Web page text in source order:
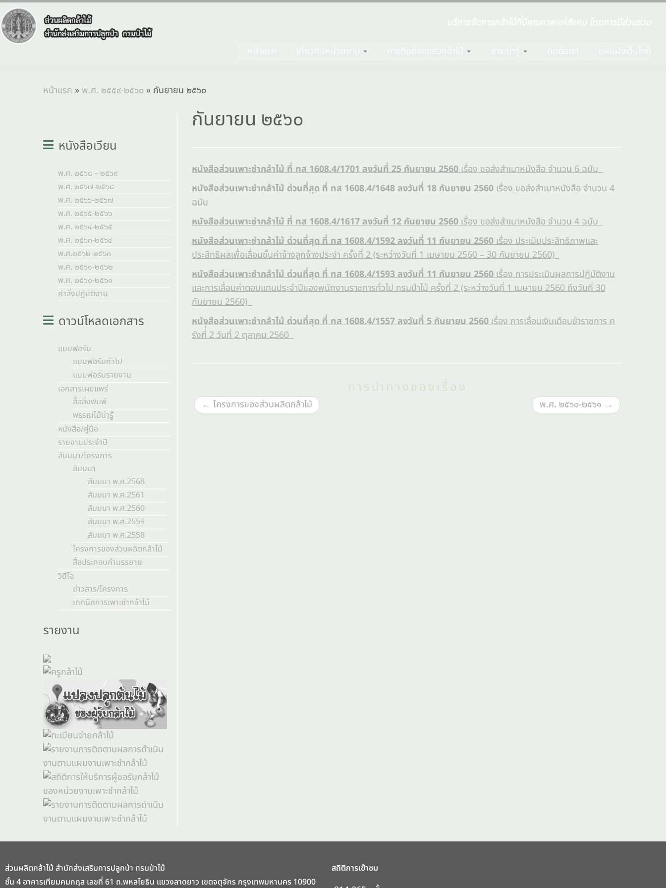
การติดต่อขอรับกล้าไม้ ติดต่อเรา แผนผังเว็บไซต์
หน้าแรก » พ.ศ. ๒๕๕๙-๒๕๖๐ » กันยายน ๒๕๖๐
หนังสือเวียน
พ.ศ. ๒๕๖๘ – ๒๕๖๙
พ.ศ. ๒๕๖๗-๒๕๖๘
พ.ศ. ๒๕๖๖-๒๕๖๗
พ.ศ. ๒๕๖๕-๒๕๖๖
พ.ศ. ๒๕๖๔-๒๕๖๕
พ.ศ. ๒๕๖๓-๒๕๖๔
พ.ศ.๒๕๖๒-๒๕๖๓
พ.ศ. ๒๕๖๑-๒๕๖๒
พ.ศ. ๒๕๖๐-๒๕๖๑
คำสั่งปฏิบัติงาน
ดาวน์โหลดเอกสาร
แบบฟอร์ม
แบบฟอร์มทั่วไป
แบบฟอร์มรายงาน
เอกสารเผยแพร่
สื่อสิ่งพิมพ์
พรรณไม้น่ารู้
หนังสือ/คู่มือ
รายงานประจำปี
สัมมนา/โครงการ
สัมมนา
สัมมนา พ.ศ.2568
สัมมนา พ.ศ.2561
สัมมนา พ.ศ.2560
สัมมนา พ.ศ.2559
สัมมนา พ.ศ.2558
โครงการของส่วนผลิตกล้าไม้
สื่อประกอบคำบรรยาย
วิดีโอ
ข่าวสาร/โครงการ
เทคนิคการเพาะชำกล้าไม้
รายงาน
กันยายน ๒๕๖๐
หนังสือส่วนเพาะชำกล้าไม้ ที่ ทส 1608.4/1701 ลงวันที่ 25 กันยายน 2560เรื่อง ขอส่งสำเนาหนังสือ จำนวน 6 ฉบับ
หนังสือส่วนเพาะชำกล้าไม้ ด่วนที่สุด ที่ ทส 1608.4/1648 ลงวันที่ 18 กันยายน 2560เรื่อง ขอส่งสำเนาหนังสือ จำนวน 4
ฉบับ
หนังสือส่วนเพาะชำกล้าไม้ ที่ ทส 1608.4/1617 ลงวันที่ 12 กันยายน 2560เรื่อง ขอส่งสำเนาหนังสือ จำนวน 4 ฉบับ
หนังสือส่วนเพาะชำกล้าไม้ ด่วนที่สุด ที่ ทส 1608.4/1592 ลงวันที่ 11 กันยายน 2560เรื่อง ประเมินประสิทธิภาพและ
ประสิทธิผลเพื่อเลื่อนขั้นค่าจ้างลูกจ้างประจำ ครั้งที่ 2 (ระหว่างวันที่ 1 เมษายน 2560 – 30 กันยายน 2560)
หนังสือส่วนเพาะชำกล้าไม้ ด่วนที่สุด ที่ ทส 1608.4/1593 ลงวันที่ 11 กันยายน 2560เรื่อง การประเมินผลการปฏิบัติงาน
และการเลื่อนค่าตอบแทนประจำปีของพนักงานราชการทั่วไป กรมป่าไม้ ครั้งที่ 2 (ระหว่างวันที่ 1 เมษายน 2560 ถึงวันที่ 30
กันยายน 2560)
หนังสือส่วนเพาะชำกล้าไม้ ด่วนที่สุด ที่ ทส 1608.4/1557 ลงวันที่ 5 กันยายน 2560เรื่อง การเลื่อนเงินเดือนข้าราชการ ค
รังที่่ 2 วันที่ 2 ตุลาคม 2560
การนำทางของเรื่อง
← โครงการของส่วนผลิตกล้าไม้ พ.ศ. ๒๕๖๐-๒๕๖๑ →
ส่วนผลิตกล้าไม้ สำนักส่งเสริมการปลูกป่า กรมป่าไม้
ชั้น 4 อาคารเทียมคมกฤส เลขที่ 61 ถ.พหลโยธิน แขวงลาดยาว เขตจตุจักร กรุงเทพมหานคร 10900
สถิติการเข้าชม